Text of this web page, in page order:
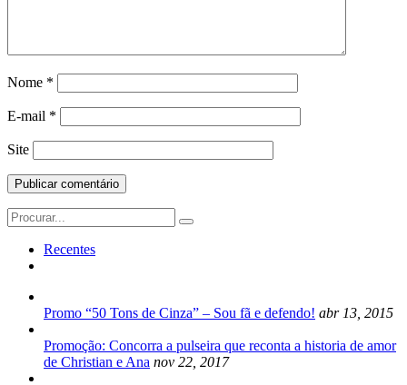
Nome *
E-mail *
Site
Search
for:
Recentes
Promo “50 Tons de Cinza” – Sou fã e defendo! abr 13, 2015
Promoção: Concorra a pulseira que reconta a historia de amor
de Christian e Ana nov 22, 2017